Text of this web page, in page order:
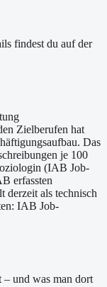
findest du auf der
Zielberufen hat
Das
je 100
(IAB Job-
erfassten
derzeit als technisch
IAB Job-
– und was man dort